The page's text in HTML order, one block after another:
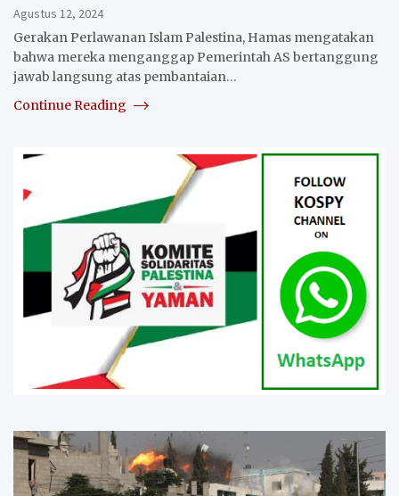
Agustus 12, 2024
Gerakan Perlawanan Islam Palestina, Hamas mengatakan
bahwa mereka menganggap Pemerintah AS bertanggung
jawab langsung atas pembantaian…
Continue Reading